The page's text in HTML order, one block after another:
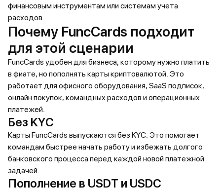
финансовым инструментам или системам учета
расходов.
Почему FuncCards подходит
для этой сценарии
FuncCards удобен для бизнеса, которому нужно платить
в фиате, но пополнять карты криптовалютой. Это
работает для офисного оборудования, SaaS подписок,
онлайн покупок, командных расходов и операционных
платежей.
Без KYC
Карты FuncCards выпускаются без KYC. Это помогает
командам быстрее начать работу и избежать долгого
банковского процесса перед каждой новой платежной
задачей.
Пополнение в USDT и USDC